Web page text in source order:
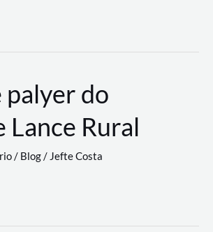
palyer do
Lance Rural
/ Blog/ Jefte Costa